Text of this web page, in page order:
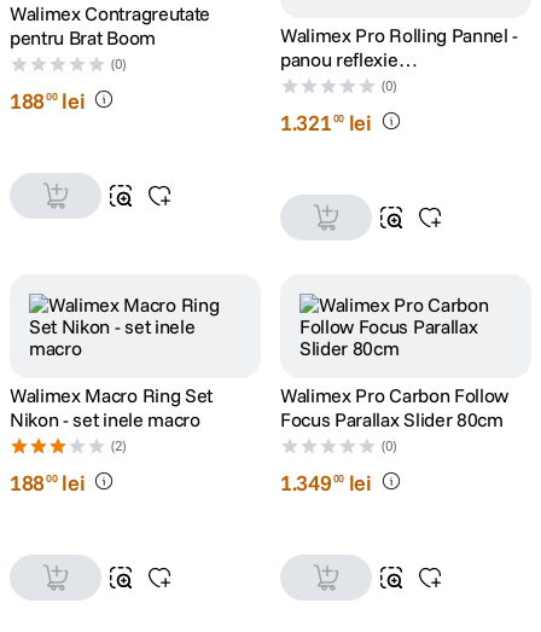
Walimex Contragreutate
pentru Brat Boom
(0)
18800 lei
Walimex Pro Rolling Pannel -
panou reflexie
alb/argintiu/negru
150x200cm
(0)
1.32100 lei
Walimex Macro Ring Set
Nikon - set inele macro
(2)
18800 lei
Walimex Pro Carbon Follow
Focus Parallax Slider 80cm
(0)
1.34900 lei